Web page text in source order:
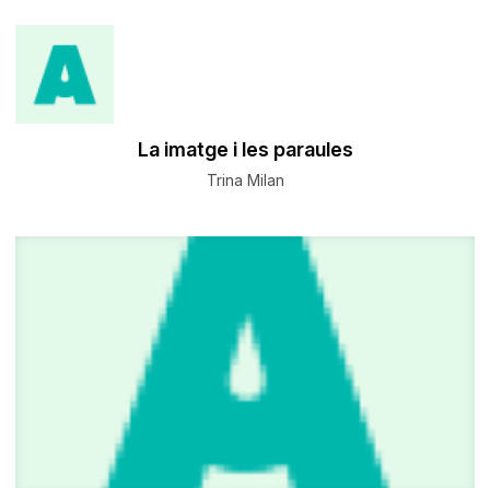
La imatge i les paraules
Trina Milan